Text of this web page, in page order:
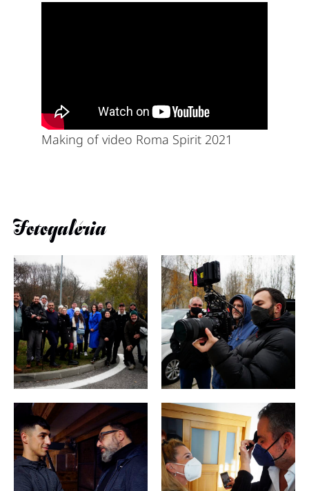
Making of video Roma Spirit 2021
Fotogaléria